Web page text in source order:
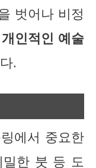
벗어나 비정
개인적인 예술
.
에서 중요한
한 붓 등 도